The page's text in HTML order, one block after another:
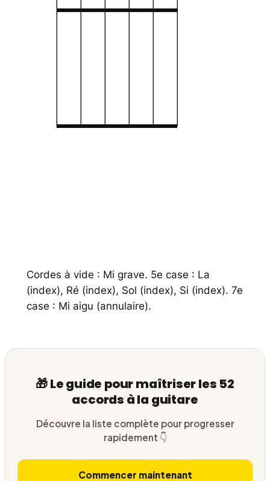
Cordes à vide : Mi grave. 5e case : La
(index), Ré (index), Sol (index), Si (index). 7e
case : Mi aigu (annulaire).
🎁 Le guide pour maîtriser les 52
accords à la guitare
Découvre la liste complète pour progresser
rapidement 👇
Commencer maintenant